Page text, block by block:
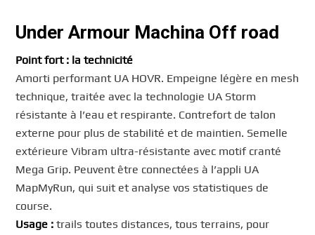
Under Armour Machina Off road
Point fort : la technicité
Amorti performant UA HOVR. Empeigne légère en mesh
technique, traitée avec la technologie UA Storm
résistante à l’eau et respirante. Contrefort de talon
externe pour plus de stabilité et de maintien. Semelle
extérieure Vibram ultra-résistante avec motif cranté
Mega Grip. Peuvent être connectées à l’appli UA
MapMyRun, qui suit et analyse vos statistiques de
course.
Usage : trails toutes distances, tous terrains, pour